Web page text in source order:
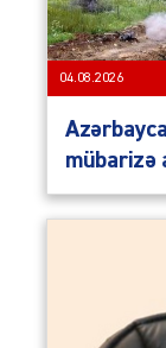
04.08.2026
mübarizə